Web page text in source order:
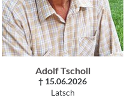
Adolf Tscholl
† 15.06.2026
Latsch